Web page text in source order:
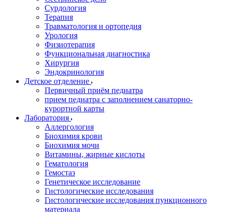
Сурдология
Терапия
Травматология и ортопедия
Урология
Физиотерапия
Функциональная диагностика
Хирургия
Эндокринология
Детское отделение
Первичный приём педиатра
прием педиатра с заполнением санаторно-
курортной карты
Лаборатория
Аллергология
Биохимия крови
Биохимия мочи
Витамины, жирные кислоты
Гематология
Гемостаз
Генетическое исследование
Гистологические исследования
Гистологические исследования пункционного
материала